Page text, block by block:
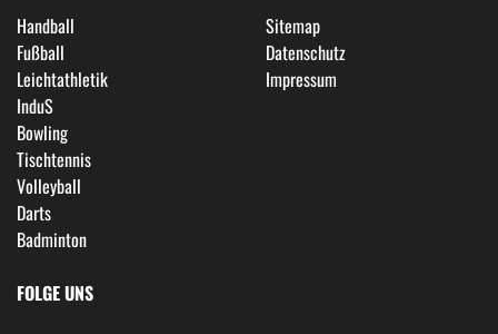
Handball
Fußball
Leichtathletik
InduS
Bowling
Tischtennis
Volleyball
Darts
Badminton
Sitemap
Datenschutz
Impressum
FOLGE UNS